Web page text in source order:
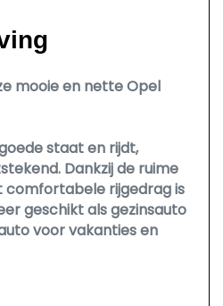
dimmend
voor en achter
(kunst)leder
verstel- en
mooie en nette Opel
staat en rijdt,
Dankzij de ruime
comfortabele rijgedrag is
geschikt als gezinsauto
voor vakanties en